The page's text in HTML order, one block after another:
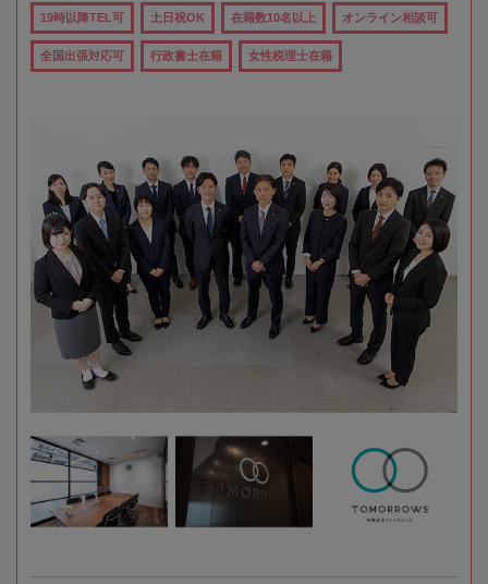
19時以降TEL可 土日祝OK 在籍数10名以上 オンライン相談可
全国出張対応可 行政書士在籍 女性税理士在籍